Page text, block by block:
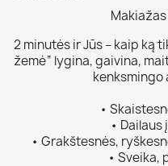
2 minutės ir Jūs – kaip ką
žemė“ lygina, gaivina,
kenksmingo
•
•
• Grakštesnės,
• Sveika,